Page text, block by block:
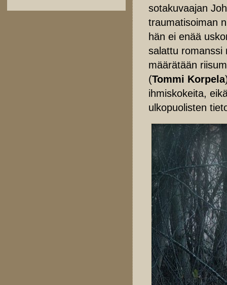
sotakuvaajan
traumatisoiman
hän ei enää
salattu romanssi
määrätään
(Tommi Korpela
ihmiskokeita,
ulkopuolisten